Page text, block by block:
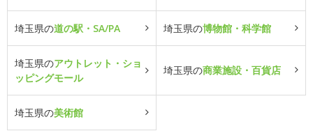
埼玉県の道の駅・SA/PA 埼玉県の博物館・科学館
埼玉県のアウトレット・ショ
ッピングモール
埼玉県の商業施設・百貨店
埼玉県の美術館